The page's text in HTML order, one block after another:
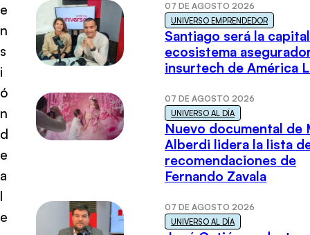
e
n
s
i
ó
n
d
e
a
l
e
07 DE AGOSTO 2026
UNIVERSO EMPRENDEDOR
Santiago será la
ecosistema
insurtech de América
07 DE AGOSTO 2026
UNIVERSO AL DÍA
Nuevo documental de
Alberdi lidera la lista
recomendaciones de
Fernando Zavala
07 DE AGOSTO 2026
UNIVERSO AL DÍA